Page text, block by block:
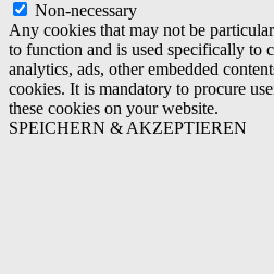
Non-necessary
Any cookies that may not be
to function and is used specifically to
analytics, ads, other embedded
cookies. It is mandatory to procure
these cookies on your website.
SPEICHERN & AKZEPTIEREN